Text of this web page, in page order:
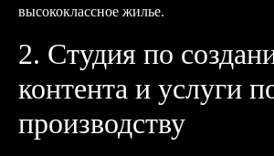
высококлассное жилье.
2. Студия по
контента и услуги
производству